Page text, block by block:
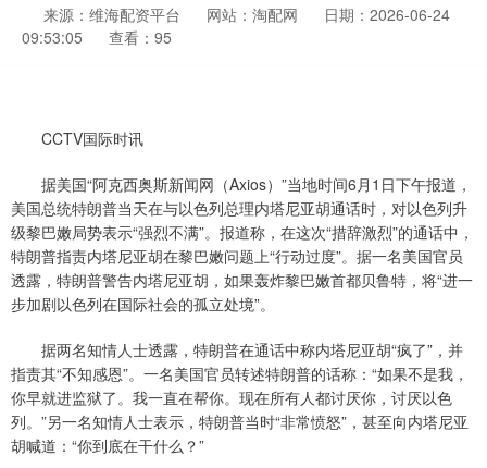
来源：维海配资平台 网站：淘配网
日期：2026-06-24
09:53:05
查看：95
CCTV国际时讯
据美国“阿克西奥斯新闻网（Axios）”当地时间6月1日下午报道，
美国总统特朗普当天在与以色列总理内塔尼亚胡通话时，对以色列升
级黎巴嫩局势表示“强烈不满”。报道称，在这次“措辞激烈”的通话中，
特朗普指责内塔尼亚胡在黎巴嫩问题上“行动过度”。据一名美国官员
透露，特朗普警告内塔尼亚胡，如果轰炸黎巴嫩首都贝鲁特，将“进一
步加剧以色列在国际社会的孤立处境”。
据两名知情人士透露，特朗普在通话中称内塔尼亚胡“疯了”，并
指责其“不知感恩”。一名美国官员转述特朗普的话称：“如果不是我，
你早就进监狱了。我一直在帮你。现在所有人都讨厌你，讨厌以色
列。”另一名知情人士表示，特朗普当时“非常愤怒”，甚至向内塔尼亚
胡喊道：“你到底在干什么？”